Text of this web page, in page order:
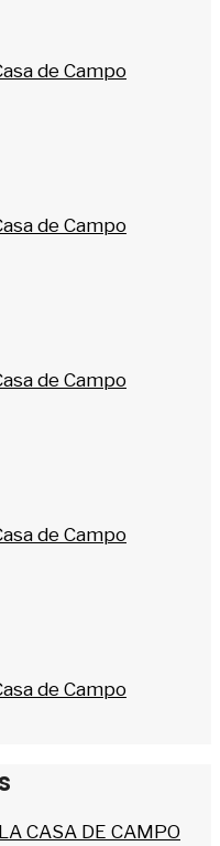
de Campo
de Campo
de Campo
de Campo
de Campo
CASA DE CAMPO